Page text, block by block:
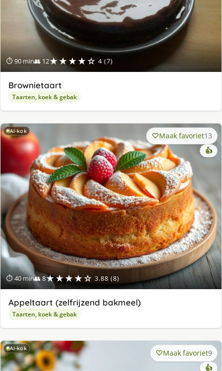
⏱ 90 min👥 12★★★★☆ 4 (7)
Brownietaart
Taarten, koek & gebak
AI-kok
⏱ 40 min👥 8★★★★☆ 3.88 (8)
Maak favoriet13
👍
Appeltaart (zelfrijzend bakmeel)
Taarten, koek & gebak
AI-kok Maak favoriet9
👍